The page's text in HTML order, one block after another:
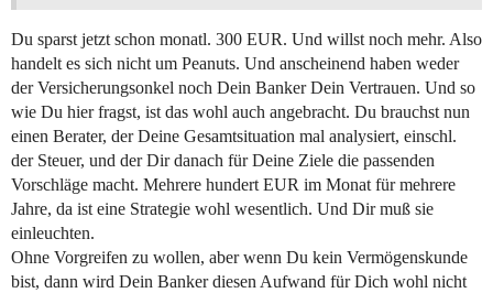
Du sparst jetzt schon monatl. 300 EUR. Und willst noch mehr. Also
handelt es sich nicht um Peanuts. Und anscheinend haben weder
der Versicherungsonkel noch Dein Banker Dein Vertrauen. Und so
wie Du hier fragst, ist das wohl auch angebracht. Du brauchst nun
einen Berater, der Deine Gesamtsituation mal analysiert, einschl.
der Steuer, und der Dir danach für Deine Ziele die passenden
Vorschläge macht. Mehrere hundert EUR im Monat für mehrere
Jahre, da ist eine Strategie wohl wesentlich. Und Dir muß sie
einleuchten.
Ohne Vorgreifen zu wollen, aber wenn Du kein Vermögenskunde
bist, dann wird Dein Banker diesen Aufwand für Dich wohl nicht